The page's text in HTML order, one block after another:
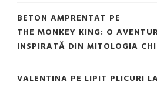
BETON AMPRENTAT PE
THE MONKEY KING: O
INSPIRATĂ DIN MITOLOGIA
VALENTINA PE LIPIT PLICURI